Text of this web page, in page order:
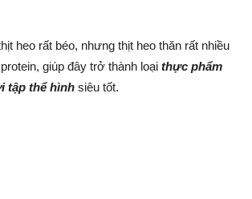
heo rất béo, nhưng thịt heo thăn rất nhiều
giúp đây trở thành loại thực phẩm
tập thể hình siêu tốt.